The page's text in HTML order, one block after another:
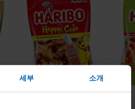
세부 소개
Happy-
Cola